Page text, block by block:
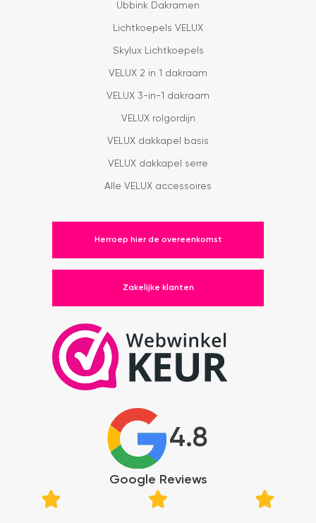
Ubbink Dakramen
Lichtkoepels VELUX
Skylux Lichtkoepels
VELUX 2 in 1 dakraam
VELUX 3-in-1 dakraam
VELUX rolgordijn
VELUX dakkapel basis
VELUX dakkapel serre
Alle VELUX accessoires
Herroep hier de overeenkomst
Zakelijke klanten
4.8
Google Reviews